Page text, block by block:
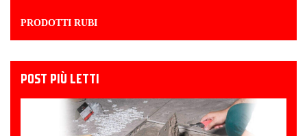
PRODOTTI RUBI
POST PIÙ LETTI